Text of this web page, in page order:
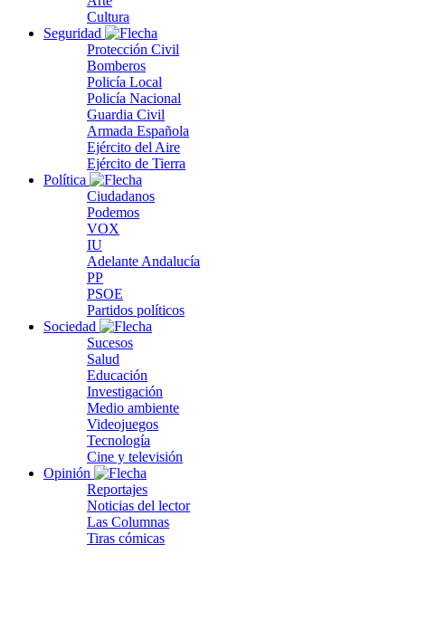
Cultura
Seguridad
Protección Civil
Bomberos
Policía Local
Policía Nacional
Guardia Civil
Armada Española
Ejército del Aire
Ejército de Tierra
Política
Ciudadanos
Podemos
VOX
IU
Adelante Andalucía
PP
PSOE
Partidos políticos
Sociedad
Sucesos
Salud
Educación
Investigación
Medio ambiente
Videojuegos
Tecnología
Cine y televisión
Opinión
Reportajes
Noticias del lector
Las Columnas
Tiras cómicas